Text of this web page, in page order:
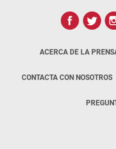
ACERCA DE LA
CONTACTA CON NOSOTROS